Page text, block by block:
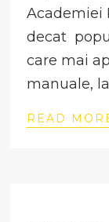
Academiei
decat
care mai
manuale,
READ